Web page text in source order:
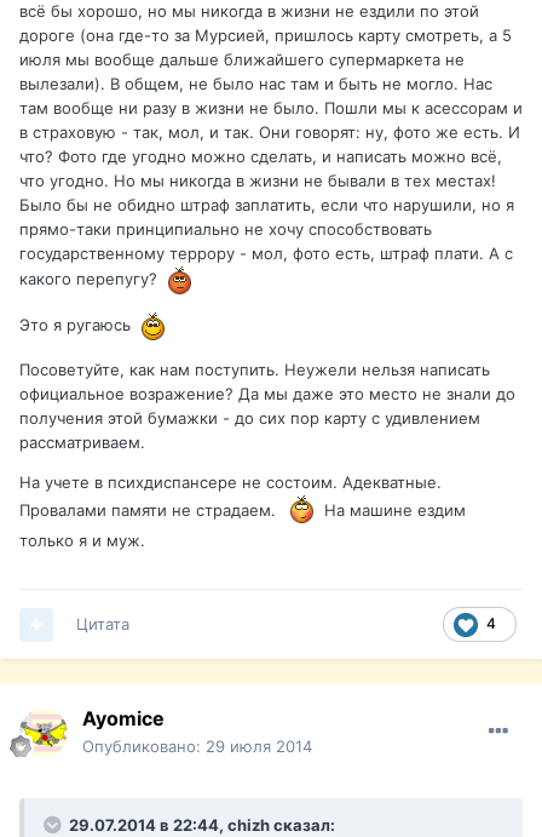
всё бы хорошо, но мы никогда в жизни не ездили по этой
дороге (она где-то за Мурсией, пришлось карту смотреть, а 5
июля мы вообще дальше ближайшего супермаркета не
вылезали). В общем, не было нас там и быть не могло. Нас
там вообще ни разу в жизни не было. Пошли мы к асессорам и
в страховую - так, мол, и так. Они говорят: ну, фото же есть. И
что? Фото где угодно можно сделать, и написать можно всё,
что угодно. Но мы никогда в жизни не бывали в тех местах!
Было бы не обидно штраф заплатить, если что нарушили, но я
прямо-таки принципиально не хочу способствовать
государственному террору - мол, фото есть, штраф плати. А с
какого перепугу?
Это я ругаюсь
Посоветуйте, как нам поступить. Неужели нельзя написать
официальное возражение? Да мы даже это место не знали до
получения этой бумажки - до сих пор карту с удивлением
рассматриваем.
На учете в психдиспансере не состоим. Адекватные.
Провалами памяти не страдаем.
На машине ездим
только я и муж.
4
Цитата
Ayomice
Опубликовано: 29 июля 2014
29.07.2014 в 22:44, chizh сказал: